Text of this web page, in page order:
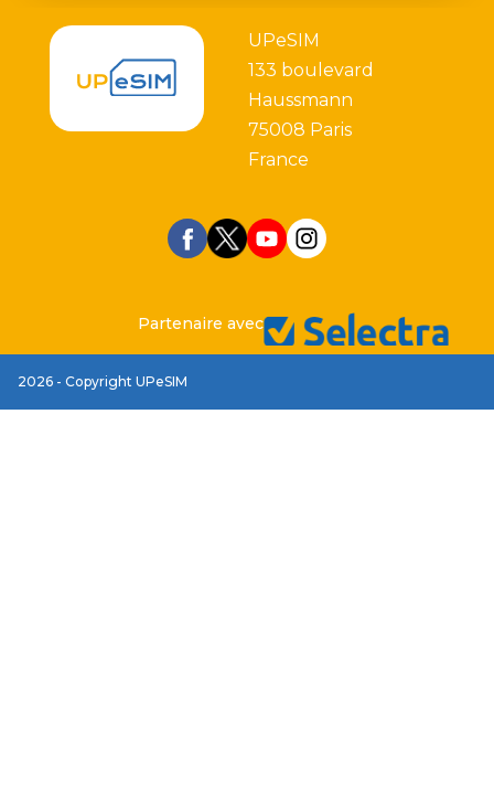
UPeSIM
133 boulevard
Haussmann
75008 Paris
France
Partenaire avec
2026 - Copyright UPeSIM